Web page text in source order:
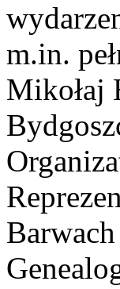
m.in.
Mikołaj